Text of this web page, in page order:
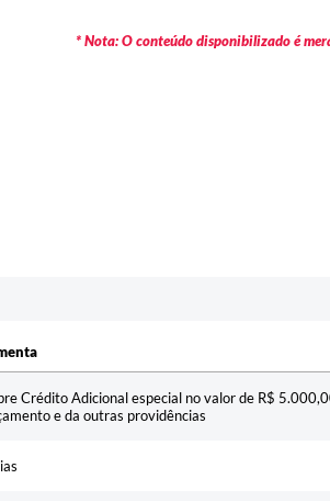
* Nota: O conteúdo disponibilizado é
Crédito Adicional especial no valor de R$
e da outras providências